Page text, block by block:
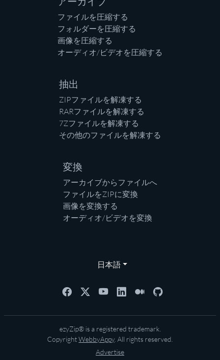
ファイルを圧縮する
フォルダーを圧縮する
画像を圧縮する
オーディオ/ビデオを圧縮する
抽出
ZIPファイルを解凍する
RARファイルを解凍する
7Zファイルを解凍する
その他のファイルを解凍する
変換
アーカイブからファイルへ
ファイルをZIPに変換
画像を変換する
オーディオ/ビデオを変換
日本語
ezyZip® is a registered trademark.
CopyrightWebbyAppy. All rights reserved.
Advertise